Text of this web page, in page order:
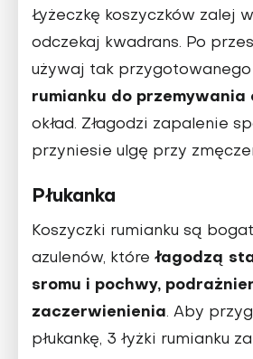
Łyżeczkę koszyczków zalej
odczekaj kwadrans. Po
używaj tak przygotowanego
rumianku do przemywania
okład. Złagodzi zapalenie
przyniesie ulgę przy
Płukanka
Koszyczki rumianku są
azulenów, które łagodzą
sromu i pochwy,
zaczerwienienia. Aby
płukankę, 3 łyżki rumianku